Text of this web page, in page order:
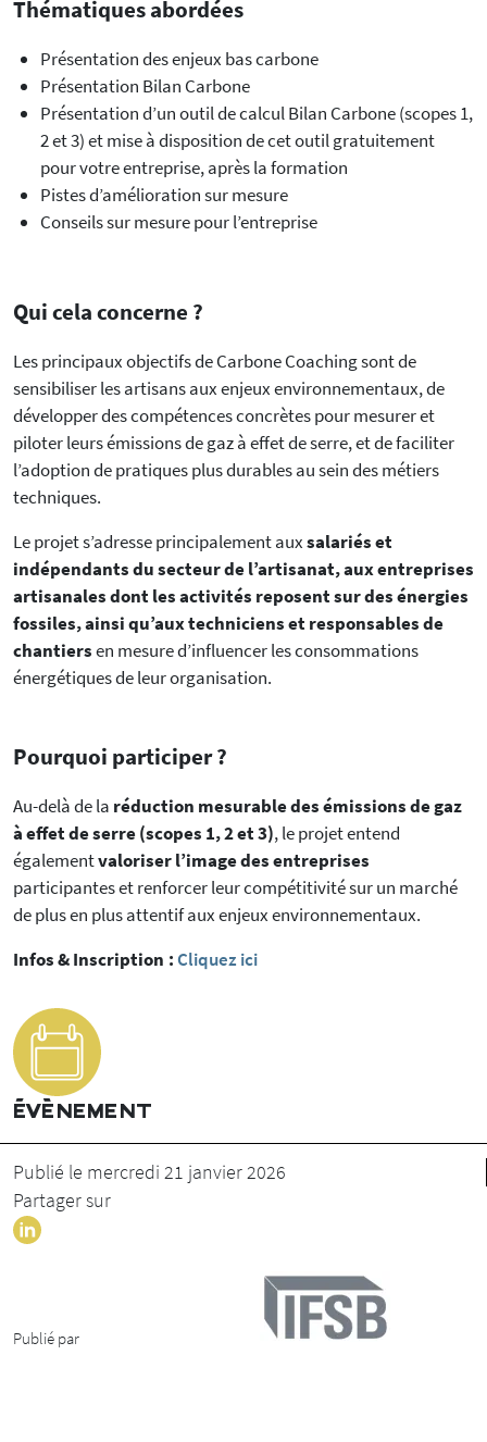
Thématiques abordées
Présentation des enjeux bas carbone
Présentation Bilan Carbone
Présentation d’un outil de calcul Bilan Carbone (scopes 1,
2 et 3) et mise à disposition de cet outil gratuitement
pour votre entreprise, après la formation
Pistes d’amélioration sur mesure
Conseils sur mesure pour l’entreprise
Qui cela concerne ?
Les principaux objectifs de Carbone Coaching sont de
sensibiliser les artisans aux enjeux environnementaux, de
développer des compétences concrètes pour mesurer et
piloter leurs émissions de gaz à effet de serre, et de faciliter
l’adoption de pratiques plus durables au sein des métiers
techniques.
Le projet s’adresse principalement auxsalariés et
indépendants du secteur de l’artisanat, aux entreprises
artisanales dont les activités reposent sur des énergies
fossiles, ainsi qu’aux techniciens et responsables de
chantiersen mesure d’influencer les consommations
énergétiques de leur organisation.
Pourquoi participer ?
Au-delà de la réduction mesurable des émissions de gaz
à effet de serre (scopes 1, 2 et 3), le projet entend
égalementvaloriser l’image des entreprises
participantes et renforcer leur compétitivité sur un marché
de plus en plus attentif aux enjeux environnementaux.
Infos & Inscription :Cliquez ici
ÉVÈNEMENT
Publié le mercredi 21 janvier 2026
Partager sur
Publié par